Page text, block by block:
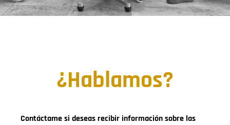
¿Hablamos?
Contáctame si deseas recibir información sobre las